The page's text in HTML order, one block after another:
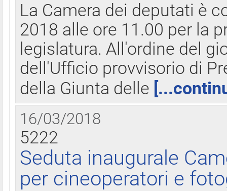
La Camera dei deputati è
2018 alle ore 11.00 per la
legislatura. All'ordine del
dell'Ufficio provvisorio di
della Giunta delle
16/03/2018
5222
Seduta inaugurale
per cineoperatori e